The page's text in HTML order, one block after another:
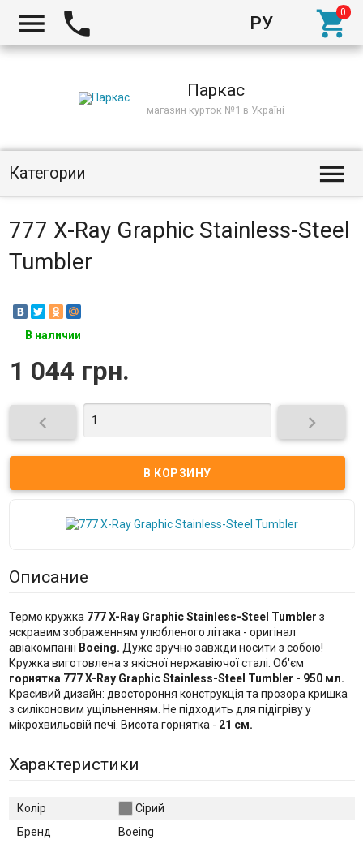
РУ
  
Паркас
магазин курток №1 в Україні
Категории 
777 X-Ray Graphic Stainless-Steel
Tumbler
В наличии
1 044 грн.
 
Описание
Термо кружка 777 X-Ray Graphic Stainless-Steel Tumbler з
яскравим зображенням улюбленого літака - оригінал
авіакомпанії Boeing. Дуже зручно завжди носити з собою!
Кружка виготовлена з якісної нержавіючої сталі. Об'єм
горнятка 777 X-Ray Graphic Stainless-Steel Tumbler - 950 мл.
Красивий дизайн: двостороння конструкція та прозора кришка
з силіконовим ущільненням. Не підходить для підігріву у
мікрохвильовій печі. Висота горнятка - 21 см.
Характеристики
Колір
Сірий
Бренд
Boeing